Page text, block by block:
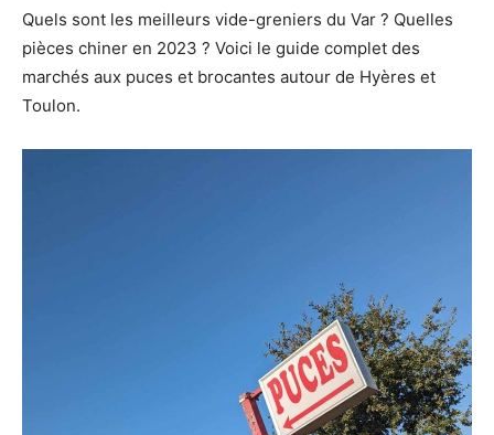
Quels sont les meilleurs vide-greniers du Var ? Quelles
pièces chiner en 2023 ? Voici le guide complet des
marchés aux puces et brocantes autour de Hyères et
Toulon.